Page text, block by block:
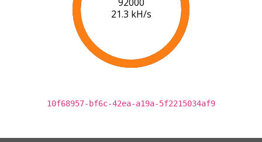
21.4 kH/s
10f68957-bf6c-42ea-a19a-5f2215034af9